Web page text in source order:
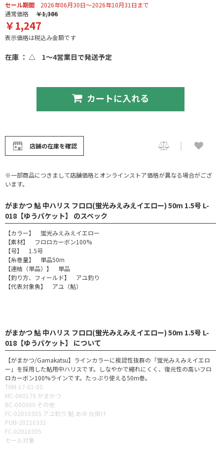
セール期間 2026年06月30日～2026年10月31日まで
通常価格 ￥1,386
￥1,247
表示価格は税込み金額です
在庫 ： △ 1～4営業日で発送予定
カートに入れる
店舗の在庫を確認
※一部商品につきまして店舗価格とオンラインストア価格が異なる場合がござ
います。
がまかつ 鮎 中ハリス フロロ(蛍光みえみえイエロー) 50m 1.5号 L-
018【ゆうパケット】 のスペック
【カラー】 蛍光みえみえイエロー
【素材】 フロロカーボン100%
【号】 1.5号
【糸巻量】 単品50m
【連結（単品）】 単品
【釣り方、フィールド】 アユ釣り
【代表対象魚】 アユ（鮎）
がまかつ 鮎 中ハリス フロロ(蛍光みえみえイエロー) 50m 1.5号 L-
018【ゆうパケット】 について
【がまかつ/Gamakatsu】ラインカラーに視認性抜群の「蛍光みえみえイエロ
ー」を採用した鮎用中ハリスです。しなやかで縮れにくく、復元性の高いフロ
ロカーボン100%ラインです。たっぷり使える50m巻。
TKM-17-01-05
MC-060170 がまかつ
BC-000000 その他
FC-02010305 アユ釣り 鮎 あゆ 仕掛け
PUB-20210331
FC-02010305
セール対象